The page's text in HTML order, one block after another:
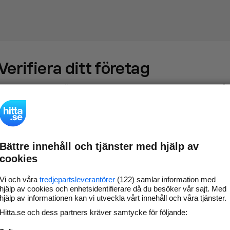
ditt företag
som69 549företag - ta kontroll över din företagssida på
hitta.se och syns bättre mot kunder i ditt närområde. Helt
kostnadsfritt.
Uppdatera din
företagsinformation
Svara på och hantera dina
Gå vidare
Bättre innehåll och tjänster med hjälp av
cookies
Vi och våra tredjepartsleverantörer (122) samlar information med
hjälp av cookies och enhetsidentifierare då du besöker vår sajt. Med
hjälp av informationen kan vi utveckla vårt innehåll och våra tjänster.
Hitta.se och dess partners kräver samtycke för följande: